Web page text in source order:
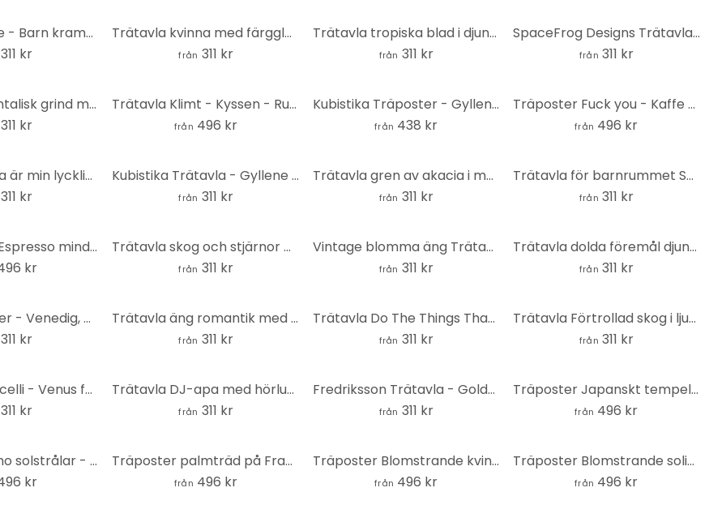
Trätavla Heine - Barn kramar jorden - Astro Cruise - Rund
311 kr
Trätavla kvinna med färgglad blomkrona - Hülya - Rund
från 311 kr
Trätavla tropiska blad i djungeln rosa - Blomstersmycke Dekor - Rund
från 311 kr
SpaceFrog Designs Trätavla - Gyllene tranor - Rund
från 311 kr
Trätavla Orientalisk grind med mosaik - Sisi & Seb - Rund
311 kr
Trätavla Klimt - Kyssen - Rund
från 496 kr
Kubistika Träposter - Gyllene blad
från 438 kr
Träposter Fuck you - Kaffe med cigarett - Oltmanns
från 496 kr
Trätavla Detta är min lyckliga plats med hjärta - Fritsch - Rund
311 kr
Kubistika Trätavla - Gyllene ormbunke - Rund
från 311 kr
Trätavla gren av akacia i mockafärg - Anisillustration - Rund
från 311 kr
Trätavla för barnrummet Söta djur i djungeln - Oliver Robins - Rund
från 311 kr
Trätavla Mer Espresso mindre Depresso - Fritsch - Rund
kr
Trätavla skog och stjärnor på natten - SpaceFrog Designs - Rund
från 311 kr
Vintage blomma äng Trätavla - Lane - Rund
från 311 kr
Trätavla dolda föremål djungeldjur - Kikki Belle - Rund
från 311 kr
Trätavla Turner - Venedig, Dogana och S. Giorgio Maggiore - Rund
311 kr
Trätavla äng romantik med fältblommor - Kikki Belle - Rund
från 311 kr
Trätavla Do The Things That Matter - Tavlor av Ayleen - Rund
från 311 kr
Trätavla Förtrollad skog i ljuset - DigitalArtsi - Rund
från 311 kr
Trätavla Botticelli - Venus födelse - Rund
311 kr
Trätavla DJ-apa med hörlurar - Magnusson - Rund
från 311 kr
Fredriksson Trätavla - Golden Hills - Rund
från 311 kr
Träposter Japanskt tempel i soluppgången - Roze
från 496 kr
Träposter Boho solstrålar - Manovski
kr
Träposter palmträd på Franska Rivieran - Grace Digital Art
från 496 kr
Träposter Blomstrande kvinnlighet - Oltmanns
från 496 kr
Träposter Blomstrande solidaritet - Oltmanns
från 496 kr